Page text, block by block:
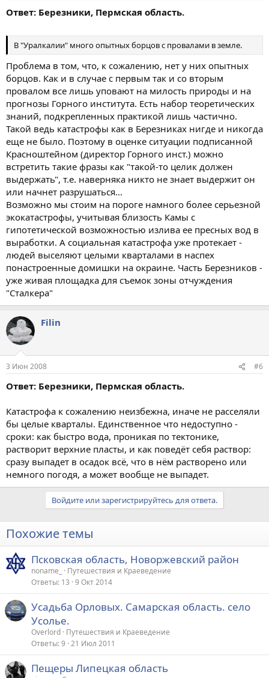
Ответ: Березники, Пермская область.
В "Уралкалии" много опытных борцов с провалами в земле.
Проблема в том, что, к сожалению, нет у них опытных
борцов. Как и в случае с первым так и со вторым
провалом все лишь уповают на милость природы и на
прогнозы Горного института. Есть набор теоретических
знаний, подкрепленных практикой лишь частично.
Такой ведь катастрофы как в Березниках нигде и никогда
еще не было. Поэтому в оценке ситуации подписанной
Красноштейном (директор Горного инст.) можно
встретить такие фразы как "такой-то целик должен
выдержать", т.е. наверняка никто не знает выдержит он
или начнет разрушаться...
Возможно мы стоим на пороге намного более серьезной
экокатастрофы, учитывая близость Камы с
гипотетической возможностью излива ее пресных вод в
выработки. А социальная катастрофа уже протекает -
людей выселяют целыми кварталами в наспех
понастроенные домишки на окраине. Часть Березников -
уже живая площадка для съемок зоны отчуждения
"Сталкера"
Filin
3 Июн 2008 #6
Ответ: Березники, Пермская область.
Катастрофа к сожалению неизбежна, иначе не расселяли
бы целые кварталы. Единственное что недоступно -
сроки: как быстро вода, проникая по тектонике,
растворит верхние пласты, и как поведёт себя раствор:
сразу выпадет в осадок всё, что в нём растворено или
немного погодя, а может вообще не выпадет.
Войдите или зарегистрируйтесь для ответа.
Похожие темы
Псковская область, Новоржевский район
noname_
Путешествия и Краеведение
Ответы 13 9 Окт 2014
Усадьба Орловых. Самарская область. село
Усолье.
Overlord Путешествия и Краеведение
Ответы 9 21 Июл 2011
Пещеры Липецкая область